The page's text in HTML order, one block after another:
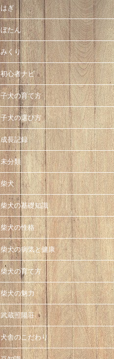
はぎ
ぼたん
みくり
初心者ナビ
子犬の育て方
子犬の選び方
成長記録
未分類
柴犬
柴犬の基礎知識
柴犬の性格
柴犬の病気と健康
柴犬の育て方
柴犬の魅力
武蔵照陽荘
犬舎のこだわり